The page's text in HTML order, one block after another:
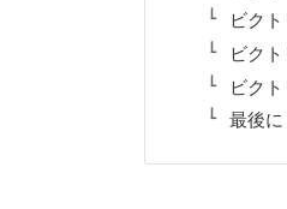
ビク
ビク
ビク
最後に